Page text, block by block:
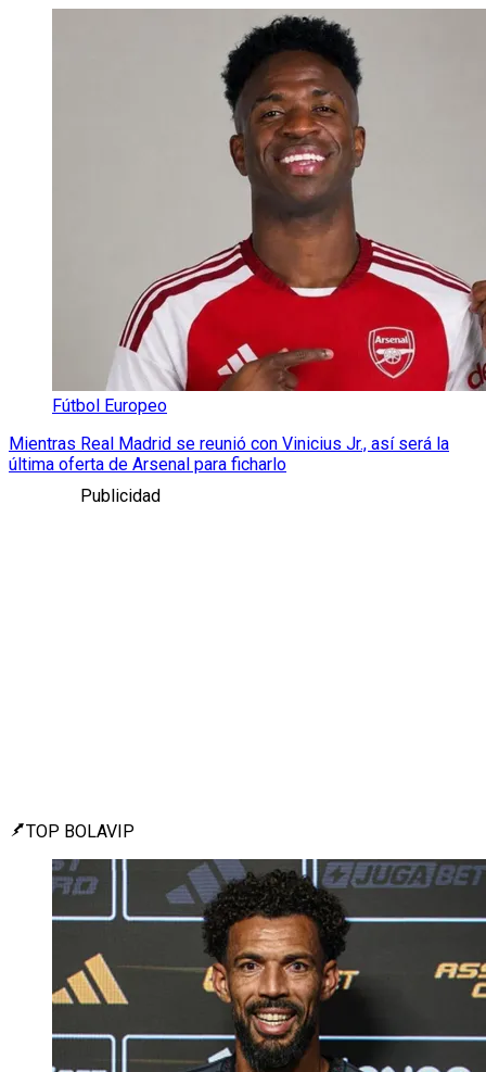
Fútbol Europeo
Mientras Real Madrid se reunió con Vinicius Jr., así será la
última oferta de Arsenal para ficharlo
Publicidad
TOP BOLAVIP